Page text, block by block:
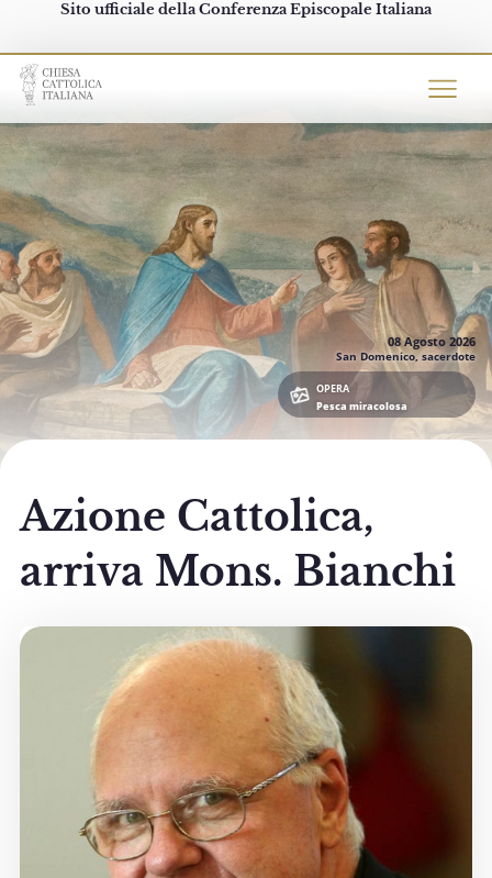
Sito ufficiale della Conferenza Episcopale Italiana
Chiesacattolica.it
08 Agosto 2026
San Domenico, sacerdote
OPERA
Pesca miracolosa
Azione Cattolica,
arriva Mons. Bianchi